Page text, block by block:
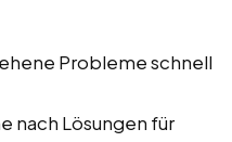
Probleme schnell
nach Lösungen für